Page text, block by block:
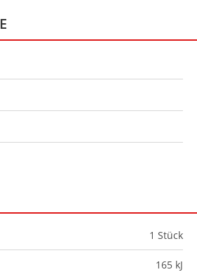
1 Stück
165 kJ